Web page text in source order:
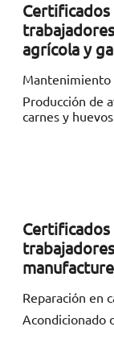
agrícola y
Mantenimiento
Producción de
carnes y huevos
Reparación en
Acondicionado